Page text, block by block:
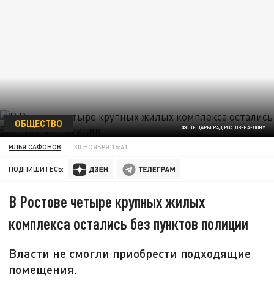
ФОТО: ЦАРЬГРАД РОСТОВ-НА-ДОНУ
ОБЩЕСТВО
ИЛЬЯ САФОНОВ 30 НОЯБРЯ 16:41
ПОДПИШИТЕСЬ:
В Ростове четыре крупных жилых
комплекса остались без пунктов полиции
Власти не смогли приобрести подходящие
помещения.